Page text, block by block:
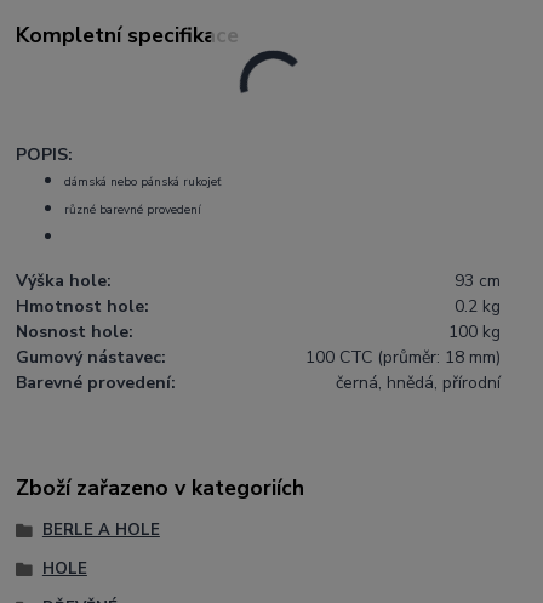
Kompletní specifikace
POPIS:
dámská nebo pánská rukojeť
různé barevné provedení
Výška hole:
93 cm
Hmotnost hole:
0.2 kg
Nosnost hole:
100 kg
Gumový nástavec:
100 CTC (průměr: 18 mm)
Barevné provedení:
černá, hnědá, přírodní
Zboží zařazeno v kategoriích
BERLE A HOLE
HOLE